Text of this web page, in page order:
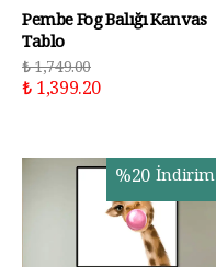
Pembe Fog Balığı Kanvas
Tablo
₺ 1,749.00
₺ 1,399.20
%20 İndirim